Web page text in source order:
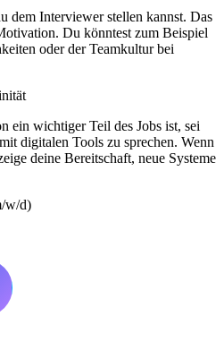
dem Interviewer stellen kannst. Das
Du könntest zum Beispiel
oder der Teamkultur bei
ein wichtiger Teil des Jobs ist, sei
digitalen Tools zu sprechen. Wenn
deine Bereitschaft, neue Systeme
w/d)